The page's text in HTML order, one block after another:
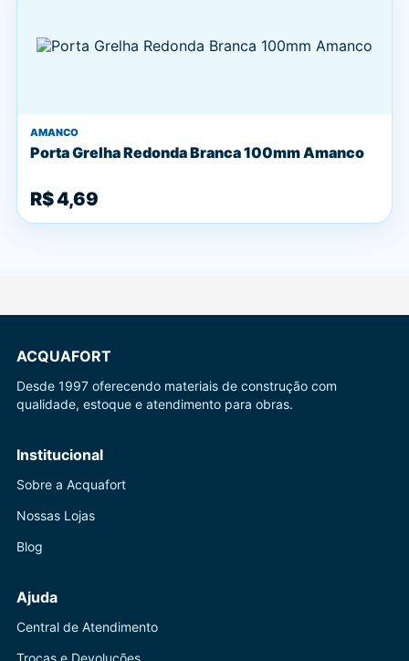
AMANCO
Porta Grelha Redonda Branca 100mm Amanco
R$ 4,69
ACQUAFORT
Desde 1997 oferecendo materiais de construção com
qualidade, estoque e atendimento para obras.
Institucional
Sobre a Acquafort
Nossas Lojas
Blog
Ajuda
Central de Atendimento
Trocas e Devoluções